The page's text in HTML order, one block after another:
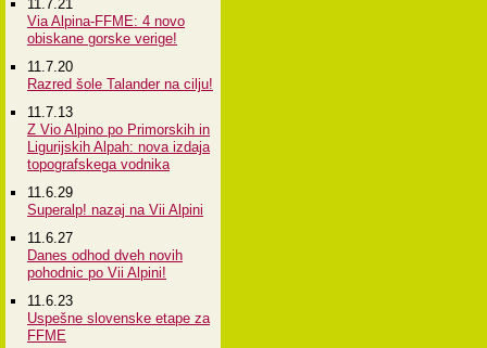
11.7.21
Via Alpina-FFME: 4 novo
obiskane gorske verige!
11.7.20
Razred šole Talander na cilju!
11.7.13
Z Vio Alpino po Primorskih in
Ligurijskih Alpah: nova izdaja
topografskega vodnika
11.6.29
Superalp! nazaj na Vii Alpini
11.6.27
Danes odhod dveh novih
pohodnic po Vii Alpini!
11.6.23
Uspešne slovenske etape za
FFME